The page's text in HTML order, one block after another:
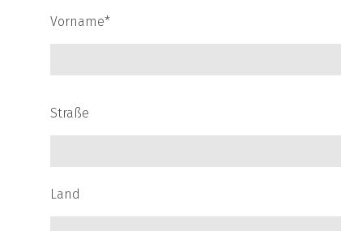
Vorname*
Straße
Land